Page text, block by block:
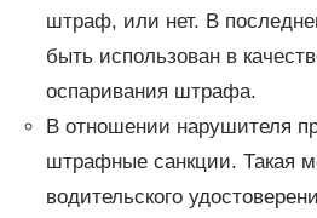
штраф, или нет. В
быть использован в
оспаривания штрафа.
В отношении нарушителя
штрафные санкции. Такая
водительского